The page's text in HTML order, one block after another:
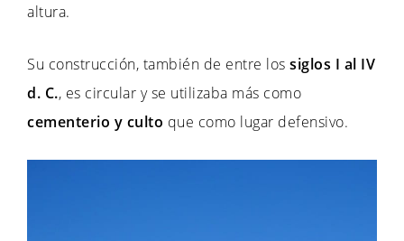
altura.
Su construcción, también de entre los siglos I al IV
d. C., es circular y se utilizaba más como
cementerio y culto que como lugar defensivo.